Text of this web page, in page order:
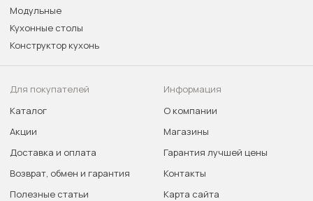
Модульные
Кухонные столы
Конструктор кухонь
Для покупателей
Каталог
Акции
Доставка и оплата
Возврат, обмен и гарантия
Полезные статьи
Информация
О компании
Магазины
Гарантия лучшей цены
Контакты
Карта сайта